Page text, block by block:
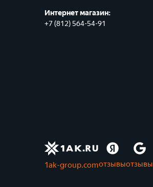
Интернет магазин:
+7 (812) 564-54-91
1ak-group.comотзывыотзывы